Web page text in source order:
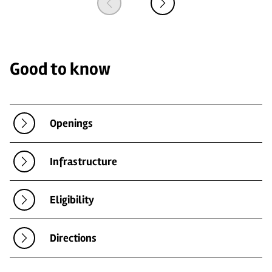
Good to know
Openings
Infrastructure
Eligibility
Directions